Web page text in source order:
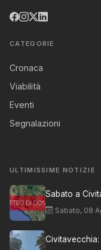
CATEGORIE
Cronaca
Viabilità
Eventi
Segnalazioni
ULTIMISSIME NOTIZIE
Sabato a
Sabato, 08
Civitavecchia: